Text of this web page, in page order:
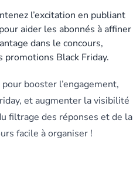
l’excitation en publiant
aider les abonnés à affiner
dans le concours,
promotions Black Friday.
booster l’engagement,
et augmenter la visibilité
filtrage des réponses et de la
facile à organiser !